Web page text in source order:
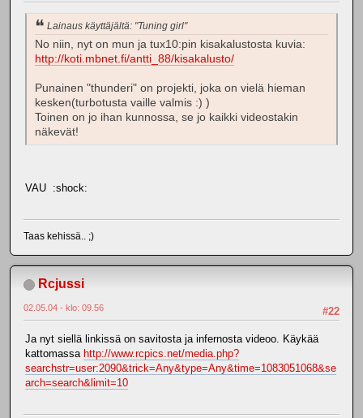
Lainaus käyttäjältä: "Tuning girl"
No niin, nyt on mun ja tux10:pin kisakalustosta kuvia:
http://koti.mbnet.fi/antti_88/kisakalusto/
Punainen "thunderi" on projekti, joka on vielä hieman
kesken(turbotusta vaille valmis :) )
Toinen on jo ihan kunnossa, se jo kaikki videostakin
näkevät!
VAU :shock:
Taas kehissä.. ;)
Rcjussi
#22
02.05.04 - klo: 09.56
Ja nyt siellä linkissä on savitosta ja infernosta videoo. Käykää
kattomassa http://www.rcpics.net/media.php?
searchstr=user:2090&trick=Any&type=Any&time=1083051068&se
arch=search&limit=10